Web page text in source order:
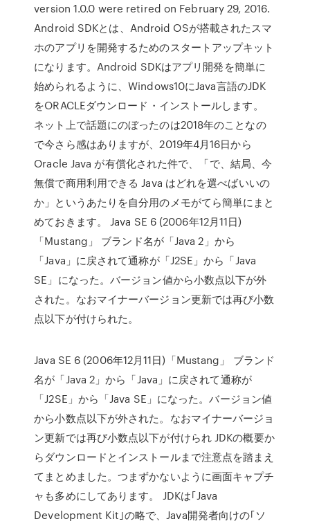
version 1.0.0 were retired on February 29, 2016.
Android SDKとは、Android OSが搭載されたスマ
ホのアプリを開発するためのスタートアップキット
になります。Android SDKはアプリ開発を簡単に
始められるように、Windows10にJava言語のJDK
をORACLEダウンロード・インストールします。
ネット上で話題にのぼったのは2018年のことなの
で今さら感はありますが、2019年4月16日から
Oracle Java が有償化された件で、「で、結局、今
無償で商用利用できる Java はどれを選べばいいの
か」というあたりを自分用のメモがてら簡単にまと
めておきます。 Java SE 6 (2006年12月11日)
「Mustang」 ブランド名が「Java 2」から
「Java」に戻されて通称が「J2SE」から「Java
SE」になった。バージョン値から小数点以下が外
された。なおマイナーバージョン更新では再び小数
点以下が付けられた。
Java SE 6 (2006年12月11日)「Mustang」 ブランド
名が「Java 2」から「Java」に戻されて通称が
「J2SE」から「Java SE」になった。バージョン値
から小数点以下が外された。なおマイナーバージョ
ン更新では再び小数点以下が付けられ JDKの概要か
らダウンロードとインストールまで注意点を踏まえ
てまとめました。つまずかないように画面キャプチ
ャも多めにしてあります。 JDKは｢Java
Development Kit｣の略で、Java開発者向けの｢ソ